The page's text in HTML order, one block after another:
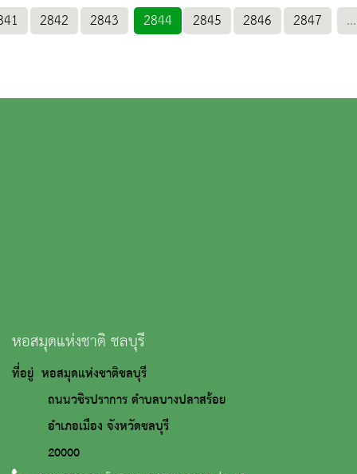
2842 2843 2844 2845 2846 2847 ...
หอสมุดแห่งชาติ ชลบุรี
ที่อยู่ หอสมุดแห่งชาติชลบุรี
ถนนวชิรปราการ ตำบลบางปลาสร้อย
อำเภอเมือง จังหวัดชลบุรี
20000